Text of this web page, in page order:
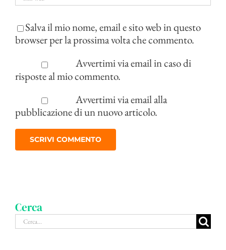
Salva il mio nome, email e sito web in questo
browser per la prossima volta che commento.
Avvertimi via email in caso di
risposte al mio commento.
Avvertimi via email alla
pubblicazione di un nuovo articolo.
Cerca
Cerca
per: